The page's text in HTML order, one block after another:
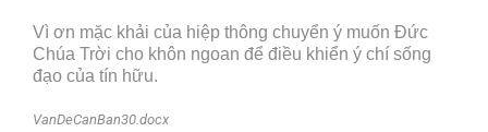
Vì ơn mặc khải của hiệp thông chuyển ý muốn Đức
Chúa Trời cho khôn ngoan để điều khiển ý chí sống
đạo của tín hữu.
VanDeCanBan30.docx